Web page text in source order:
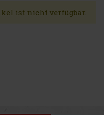
ist nicht verfügbar.